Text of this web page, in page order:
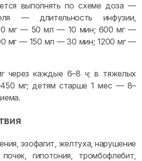
выполнять по схеме доза —
— длительность инфузии,
мг — 50 мл — 10 мин; 600 мг —
мг — 150 мл — 30 мин; 1200 мг —
через каждые 6–8 ч; в тяжелых
мг; детям старше 1 мес — 8–
эзофагит, желтуха, нарушение
гипотония, тромбофлебит,